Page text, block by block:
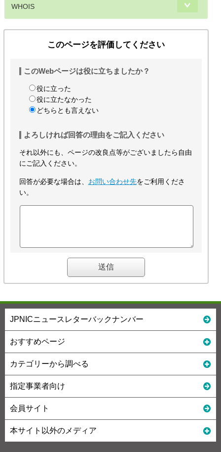
WHOIS
このページを評価してください
このWebページは役に立ちましたか？
役に立った
役に立たなかった
どちらとも言えない
よろしければ回答の理由をご記入ください
それ以外にも、ページの改良点等がございましたら自由
にご記入ください。
回答が必要な場合は、 お問い合わせ先をご利用くださ
い。
JPNICニュースレターバックナンバー
おすすめページ
カテゴリーから調べる
指定事業者向け
会員サイト
本サイト以外のメディア